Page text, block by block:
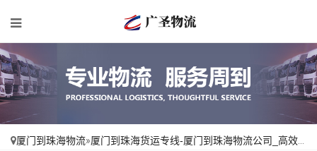
厦门到珠海物流»厦门到珠海货运专线-厦门到珠海物流公司_高效运输「专线直达」